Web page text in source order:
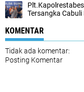
Tersangka Cabuli
KOMENTAR
Tidak ada komentar:
Posting Komentar